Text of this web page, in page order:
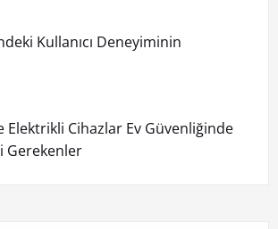
Kullanıcı Deneyiminin
Elektrikli Cihazlar Ev Güvenliğinde
Gerekenler